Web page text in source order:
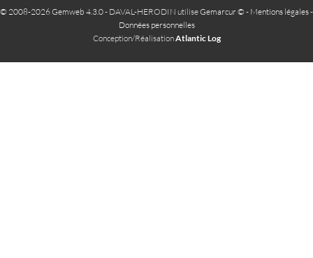
© 2008-2026 Gemweb 4.3.0- DAVAL-HERODIN utiliseGemarcur © - Mentions légales-
Données personnelles
Conception/RéalisationAtlantic Log